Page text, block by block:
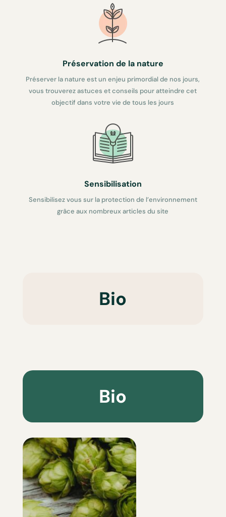
Préservation de la nature
Préserver la nature est un enjeu primordial de nos jours,
vous trouverez astuces et conseils pour atteindre cet
objectif dans votre vie de tous les jours
Sensibilisation
Sensibilisez vous sur la protection de l’environnement
grâce aux nombreux articles du site
Bio
Bio